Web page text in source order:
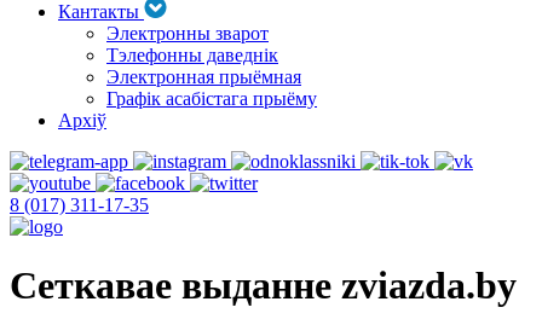
Кантакты
Электронны зварот
Тэлефонны даведнік
Электронная прыёмная
Графік асабістага прыёму
Архіў
8 (017) 311-17-35
Сеткавае выданне zviazda.by